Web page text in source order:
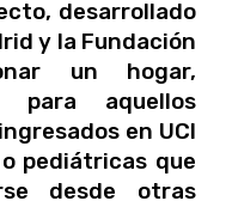
desarrollado
y la Fundación
un hogar,
para aquellos
en UCI
pediátricas que
desde otras